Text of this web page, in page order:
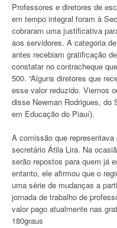
Professores e diretores de
em tempo integral foram à
cobraram uma justificativa
aos servidores. A categoria
antes recebiam gratificação
constatar no contracheque
500. “Alguns diretores que
esse valor reduzido. Viemos
disse Newman Rodrigues, do
em Educação do Piauí).
A comissão que
secretário Átila Lira. Na
serão repostos para quem já
entanto, ele afirmou que o
uma série de mudanças a
jornada de trabalho de
valor pago atualmente nas
180graus